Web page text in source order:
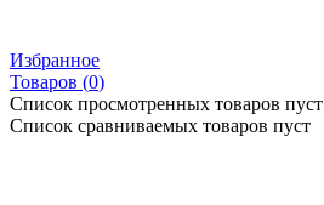
Избранное
Товаров (0)
Список просмотренных товаров пуст
Список сравниваемых товаров пуст